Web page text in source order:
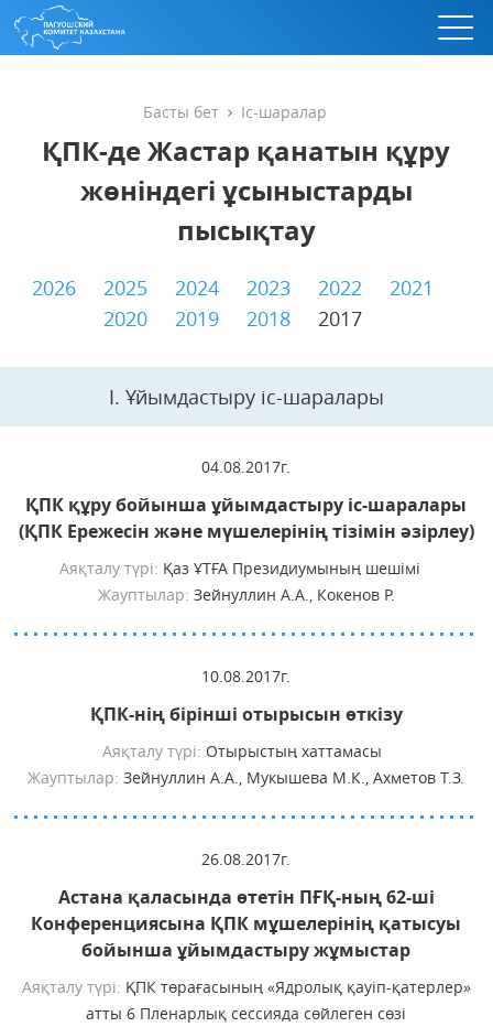
Басты бет Іс-шаралар
ҚПК-де Жастар қанатын құру
жөніндегі ұсыныстарды
пысықтау
2026 2025 2024 2023 2022
2021
2020
2019 2018 2017
I. Ұйымдастыру іс-шаралары
04.08.2017г.
ҚПК құру бойынша ұйымдастыру іс-шаралары
(ҚПК Ережесін және мүшелерінің тізімін әзірлеу)
Аяқталу түрі: Қаз ҰТҒА Президиумының шешімі
Жауптылар: Зейнуллин А.А., Кокенов Р.
10.08.2017г.
ҚПК-нің бірінші отырысын өткізу
Аяқталу түрі: Отырыстың хаттамасы
Жауптылар: Зейнуллин А.А., Мукышева М.К., Ахметов Т.З.
26.08.2017г.
Астана қаласында өтетін ПҒҚ-ның 62-ші
Конференциясына ҚПК мұшелерінің қатысуы
бойынша ұйымдастыру жұмыстар
Аяқталу түрі: ҚПК төрағасының «Ядролық қауіп-қатерлер»
атты 6 Пленарлық сессияда сөйлеген сөзі